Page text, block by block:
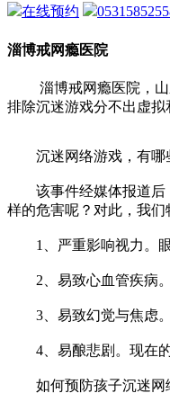
在线预约
淄博戒网瘾医院
淄博戒网瘾医院，山东
排除沉迷游戏分不出虚拟
沉迷网络游戏，有哪
该事件经媒体报道后，
样的危害呢？对此，我
1、严重影响视力。眼
2、易致心血管疾病。
3、易致幻觉与焦虑。
4、易酿悲剧。现在的
如何预防孩子沉迷网